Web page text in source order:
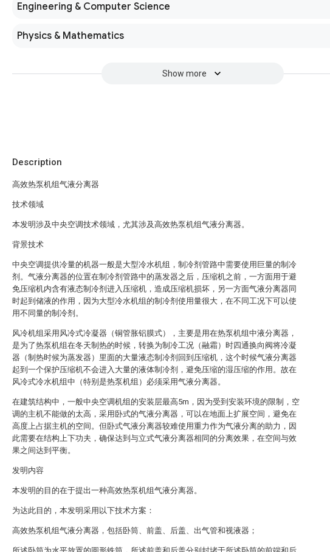
Engineering & Computer Science
Physics & Mathematics
Show more
Description
高效热泵机组气液分离器
技术领域
本发明涉及中央空调技术领域，尤其涉及高效热泵机组气液分离器。
背景技术
中央空调提供冷量的机器一般是大型冷水机组，制冷剂管路中需要使用巨量的制冷
剂。气液分离器的位置在制冷剂管路中的蒸发器之后，压缩机之前，一方面用于避
免压缩机内含有液态制冷剂进入压缩机，造成压缩机损坏，另一方面气液分离器同
时起到储液的作用，因为大型冷水机组的制冷剂使用量很大，在不同工况下可以使
用不同量的制冷剂。
风冷机组采用风冷式冷凝器（铜管胀铝膜式），主要是用在热泵机组中液分离器，
是为了热泵机组在冬天制热的时候，转换为制冷工况（融霜）时四通换向阀将冷凝
器（制热时候为蒸发器）里面的大量液态制冷剂回到压缩机，这个时候气液分离器
起到一个保护压缩机不会进入大量的液体制冷剂，避免压缩的湿压缩的作用。故在
风冷式冷水机组中（特别是热泵机组）必须采用气液分离器。
在建筑结构中，一般中央空调机组的安装层最高5m，因为受到安装环境的限制，空
调的主机不能做的太高，采用卧式的气液分离器，可以在地面上扩展空间，避免在
高度上占据主机的空间。但卧式气液分离器较难使用重力作为气液分离的助力，因
此需要在结构上下功夫，确保达到与立式气液分离器相同的分离效果，在空间与效
果之间达到平衡。
发明内容
本发明的目的在于提出一种高效热泵机组气液分离器。
为达此目的，本发明采用以下技术方案：
高效热泵机组气液分离器，包括卧筒、前盖、后盖、出气管和视液器；